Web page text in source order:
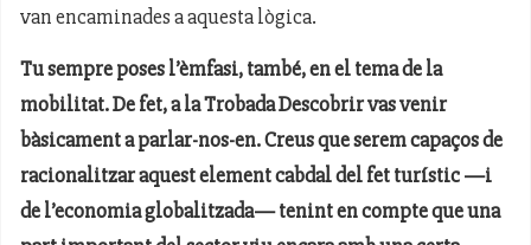
van encaminades a aquesta lògica.
Tu sempre poses l’èmfasi, també, en el tema de la
mobilitat. De fet, a la Trobada Descobrir vas venir
bàsicament a parlar-nos-en. Creus que serem capaços de
racionalitzar aquest element cabdal del fet turístic —i
de l’economia globalitzada— tenint en compte que una